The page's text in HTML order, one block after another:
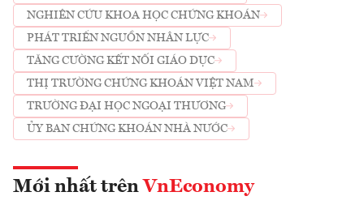
NGHIÊN CỨU KHOA HỌC CHỨNG KHOÁN
PHÁT TRIỂN NGUỒN NHÂN LỰC
TĂNG CƯỜNG KẾT NỐI GIÁO DỤC
THỊ TRƯỜNG CHỨNG KHOÁN VIỆT NAM
TRƯỜNG ĐẠI HỌC NGOẠI THƯƠNG
ỦY BAN CHỨNG KHOÁN NHÀ NƯỚC
Mới nhất trên VnEconomy